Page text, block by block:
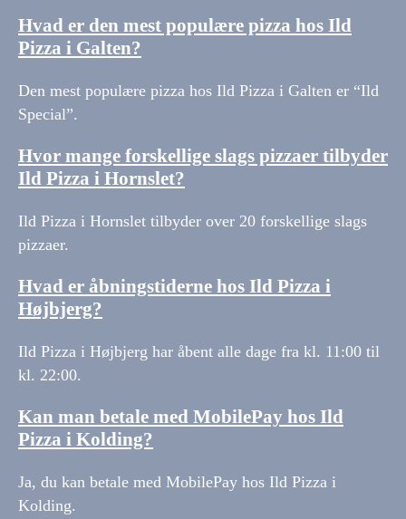
Hvad er den mest populære pizza hos Ild
Pizza i Galten?
Den mest populære pizza hos Ild Pizza i Galten er “Ild
Special”.
Hvor mange forskellige slags pizzaer tilbyder
Ild Pizza i Hornslet?
Ild Pizza i Hornslet tilbyder over 20 forskellige slags
pizzaer.
Hvad er åbningstiderne hos Ild Pizza i
Højbjerg?
Ild Pizza i Højbjerg har åbent alle dage fra kl. 11:00 til
kl. 22:00.
Kan man betale med MobilePay hos Ild
Pizza i Kolding?
Ja, du kan betale med MobilePay hos Ild Pizza i
Kolding.